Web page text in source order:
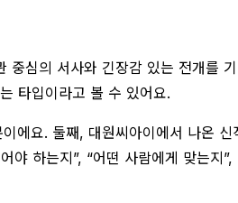
심의 서사와 긴장감 있는 전개를
타입이라고 볼 수 있어요.
에요. 둘째, 대원씨아이에서 나온
하는지”, “어떤 사람에게 맞는지